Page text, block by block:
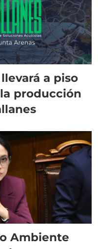
a piso
producción
Ambiente